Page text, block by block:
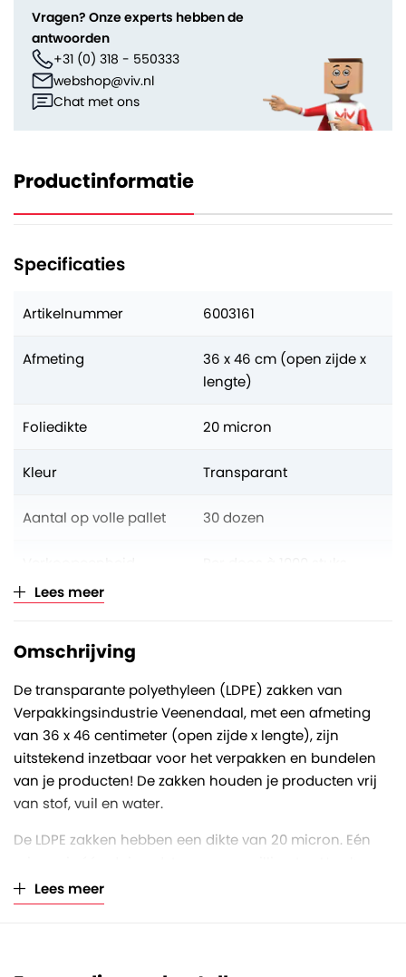
Vragen? Onze experts hebben de
antwoorden
+31 (0) 318 - 550333
webshop@viv.nl
Chat met ons
Productinformatie
Specificaties
Artikelnummer 6003161
Afmeting
36 x 46 cm (open zijde x
lengte)
Foliedikte 20 micron
Kleur Transparant
Aantal op volle pallet 30 dozen
Lees meer
Omschrijving
De transparante polyethyleen (LDPE) zakken van
Verpakkingsindustrie Veenendaal, met een afmeting
van 36 x 46 centimeter (open zijde x lengte), zijn
uitstekend inzetbaar voor het verpakken en bundelen
van je producten! De zakken houden je producten vrij
van stof, vuil en water.
De LDPE zakken hebben een dikte van 20 micron. Eén
het aantal micron, hoe dikker en sterker de folie is.
Lees meer